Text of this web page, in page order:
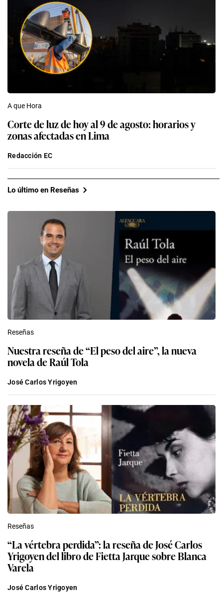
A que Hora
Corte de luz de hoy al 9 de agosto: horarios y
zonas afectadas en Lima
Redacción EC
Lo último en Reseñas
Reseñas
Nuestra reseña de “El peso del aire”, la nueva
novela de Raúl Tola
José Carlos Yrigoyen
Reseñas
“La vértebra perdida”: la reseña de José Carlos
Yrigoyen del libro de Fietta Jarque sobre Blanca
Varela
José Carlos Yrigoyen